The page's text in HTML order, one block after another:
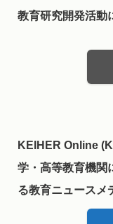
教育研究開発活動
KEIHER Online
学・高等教育機関
る教育ニュースメ